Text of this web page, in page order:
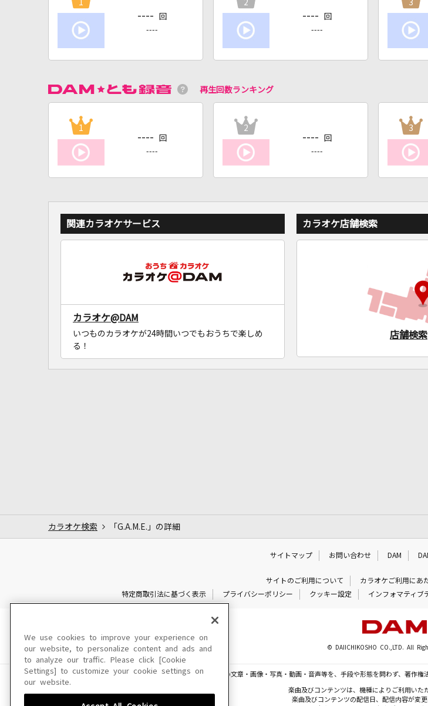
1
---- 回
----
2
---- 回
----
3
再生回数ランキング
1
---- 回
----
2
---- 回
----
3
関連カラオケサービス
カラオケ@DAM
いつものカラオケが24時間いつでもおうちで楽しめ
る！
カラオケ店舗検索
店舗検索
カラオケ検索 「G.A.M.E.」の詳細
サイトマップ お問い合わせ DAM
サイトのご利用について カラオケご利用にあ
特定商取引法に基づく表示
プライバシーポリシー クッキー設定 インフォマティブ
© DAIICHIKOSHO CO.,LTD. All
このサイトに掲載されている一切の文章・画像・写真・動画・音声等を、手段や形態を問わず、著作
楽曲及びコンテンツは、機種によりご利用いた
楽曲及びコンテンツの配信日、配信内容が変更
We use cookies to improve your experience on
our website, to personalize content and ads and
to analyze our traffic. Please click [Cookie
Settings] to customize your cookie settings on
our website.